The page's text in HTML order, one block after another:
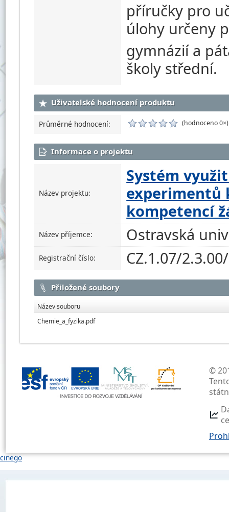
příručky pro
úlohy určeny
gymnázií a
školy střední.
Uživatelské hodnocení produktu
Průměrné hodnocení: (hodnoceno 0×)
Informace o projektu
Název projektu:
Systém
experimentů
kompetencí
Název příjemce: Ostravská
Registrační číslo: CZ.1.07/
Přiložené soubory
Název souboru
Chemie_a_fyzika.pdf
©
cinego